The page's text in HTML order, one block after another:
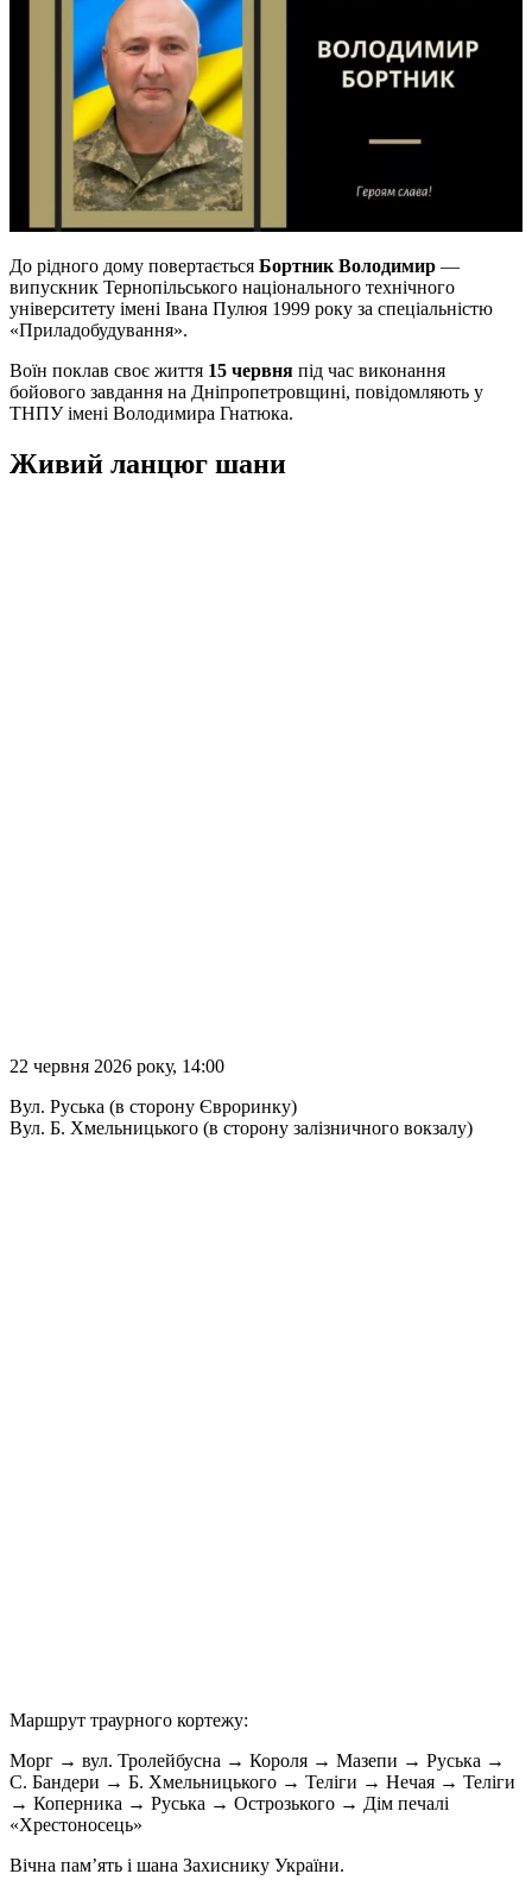
До рідного дому повертається Бортник Володимир —
випускник Тернопільського національного технічного
університету імені Івана Пулюя 1999 року за спеціальністю
«Приладобудування».
Воїн поклав своє життя 15 червня під час виконання
бойового завдання на Дніпропетровщині, повідомляють у
ТНПУ імені Володимира Гнатюка.
Живий ланцюг шани
22 червня 2026 року, 14:00
Вул. Руська (в сторону Євроринку)
Вул. Б. Хмельницького (в сторону залізничного вокзалу)
Маршрут траурного кортежу:
Морг → вул. Тролейбусна → Короля → Мазепи → Руська →
С. Бандери → Б. Хмельницького → Теліги → Нечая → Теліги
→ Коперника → Руська → Острозького → Дім печалі
«Хрестоносець»
Вічна пам’ять і шана Захиснику України.